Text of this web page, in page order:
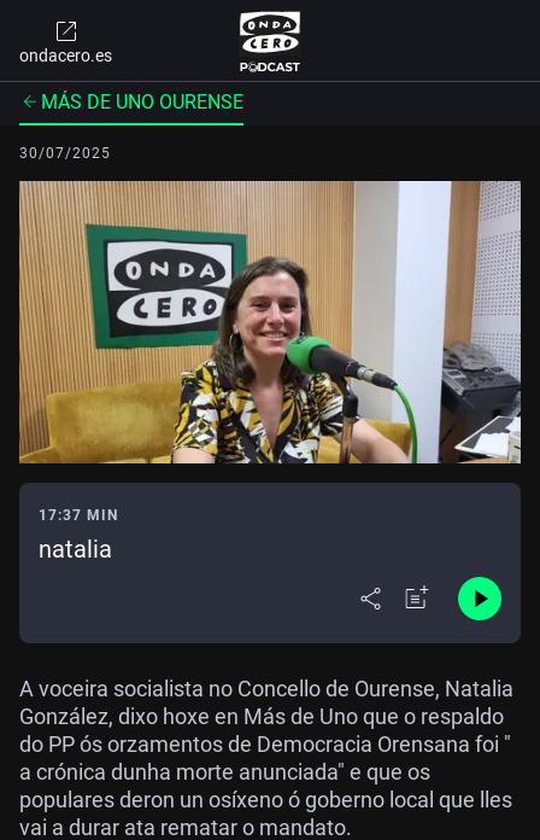
ondacero.es
MÁS DE UNO OURENSE
30/07/2025
17:37 MIN
natalia
A voceira socialista no Concello de Ourense, Natalia
González, dixo hoxe en Más de Uno que o respaldo
do PP ós orzamentos de Democracia Orensana foi "
a crónica dunha morte anunciada" e que os
populares deron un osíxeno ó goberno local que lles
vai a durar ata rematar o mandato.